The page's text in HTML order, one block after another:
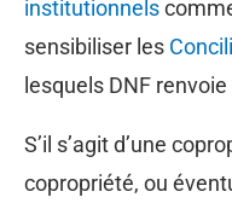
institutionnels
sensibiliser les
lesquels DNF
S’il s’agit d’une
copropriété, ou